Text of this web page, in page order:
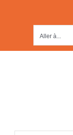
Aller à...